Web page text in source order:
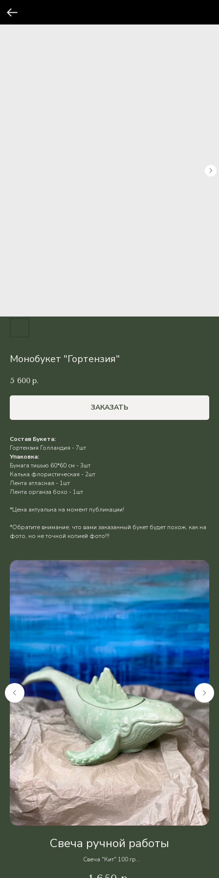
Монобукет "Гортензия"
5 600 р.
ЗАКАЗАТЬ
Состав Букета:
Гортензия Голландия - 7шт
Упаковка:
Бумага тишью 60*60 см - 3шт
Калька флористическая - 2шт
Лента атласная - 1шт
Лента органза бохо - 1шт
*Цена актуальна на момент публикации!
*Обратите внимание, что вами заказанный букет будет похож, как на
фото, но не точной копией фото!!!
Свеча ручной работы
Свеча "Кит" 100 гр